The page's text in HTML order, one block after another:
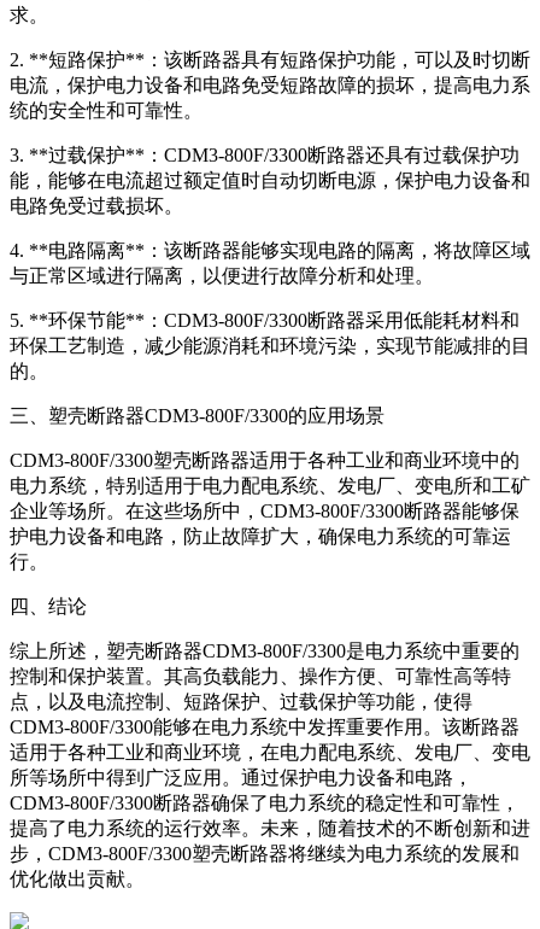
求。
2. **短路保护**：该断路器具有短路保护功能，可以及时切断
电流，保护电力设备和电路免受短路故障的损坏，提高电力系
统的安全性和可靠性。
3. **过载保护**：CDM3-800F/3300断路器还具有过载保护功
能，能够在电流超过额定值时自动切断电源，保护电力设备和
电路免受过载损坏。
4. **电路隔离**：该断路器能够实现电路的隔离，将故障区域
与正常区域进行隔离，以便进行故障分析和处理。
5. **环保节能**：CDM3-800F/3300断路器采用低能耗材料和
环保工艺制造，减少能源消耗和环境污染，实现节能减排的目
的。
三、塑壳断路器CDM3-800F/3300的应用场景
CDM3-800F/3300塑壳断路器适用于各种工业和商业环境中的
电力系统，特别适用于电力配电系统、发电厂、变电所和工矿
企业等场所。在这些场所中，CDM3-800F/3300断路器能够保
护电力设备和电路，防止故障扩大，确保电力系统的可靠运
行。
四、结论
综上所述，塑壳断路器CDM3-800F/3300是电力系统中重要的
控制和保护装置。其高负载能力、操作方便、可靠性高等特
点，以及电流控制、短路保护、过载保护等功能，使得
CDM3-800F/3300能够在电力系统中发挥重要作用。该断路器
适用于各种工业和商业环境，在电力配电系统、发电厂、变电
所等场所中得到广泛应用。通过保护电力设备和电路，
CDM3-800F/3300断路器确保了电力系统的稳定性和可靠性，
提高了电力系统的运行效率。未来，随着技术的不断创新和进
步，CDM3-800F/3300塑壳断路器将继续为电力系统的发展和
优化做出贡献。